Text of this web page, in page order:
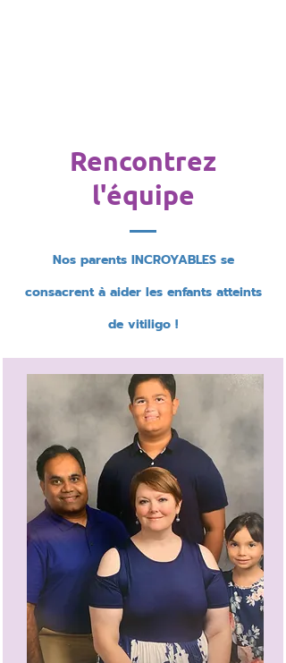
Rencontrez
l'équipe
Nos parents INCROYABLES se
consacrent à aider les enfants atteints
de vitiligo !